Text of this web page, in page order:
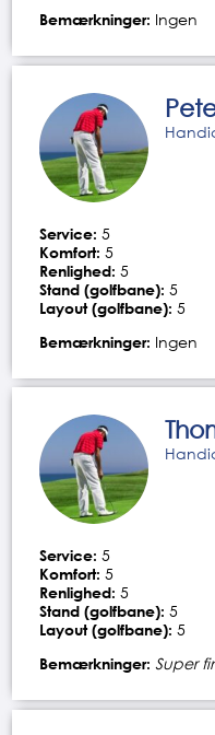
Bemærkninger: Ingen
Service: 5
Komfort: 5
Renlighed: 5
Stand (golfbane): 5
Layout (golfbane): 5
Bemærkninger: Ingen
Service: 5
Komfort: 5
Renlighed: 5
Stand (golfbane): 5
Layout (golfbane): 5
Bemærkninger: Super